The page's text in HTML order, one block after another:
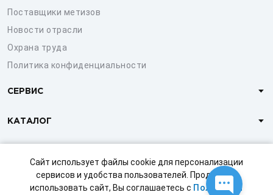
Сайт использует файлы cookie для персонализации
сервисов и удобства пользователей. Продолжая
использовать сайт, Вы соглашаетесь с Политикой
Поставщики метизов
Новости отрасли
Охрана труда
Политика конфиденциальности
СЕРВИС
КАТАЛОГ